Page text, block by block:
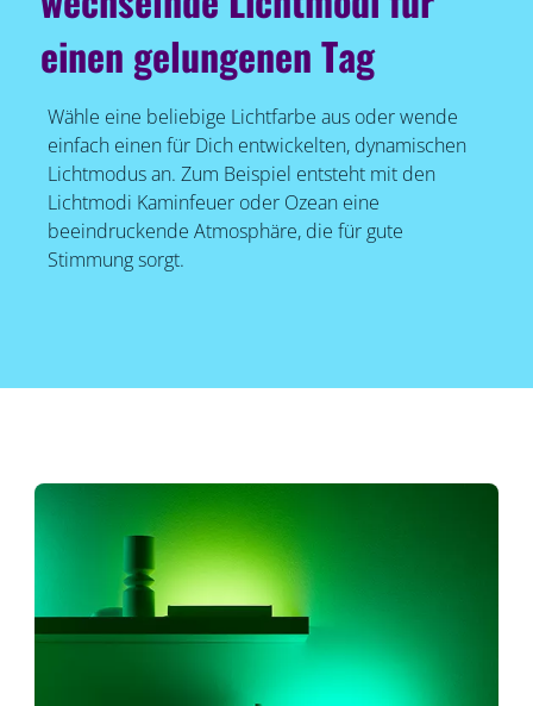
einen gelungenen Tag
Wähle eine beliebige Lichtfarbe aus oder wende
einfach einen für Dich entwickelten, dynamischen
Lichtmodus an. Zum Beispiel entsteht mit den
Lichtmodi Kaminfeuer oder Ozean eine
beeindruckende Atmosphäre, die für gute
Stimmung sorgt.